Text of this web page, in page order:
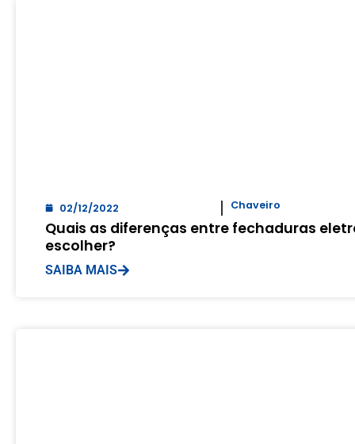
02/12/2022 Chaveiro
Quais as diferenças entre fechaduras
escolher?
SAIBA MAIS